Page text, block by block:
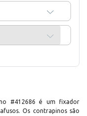
#412686 é um fixador
Os contrapinos são